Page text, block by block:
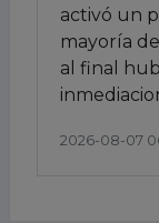
activó un
mayoría
al final
2026-08-07